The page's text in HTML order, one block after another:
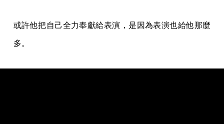
或許他把自己全力奉獻給表演，是因為表演也給他那麼
多。